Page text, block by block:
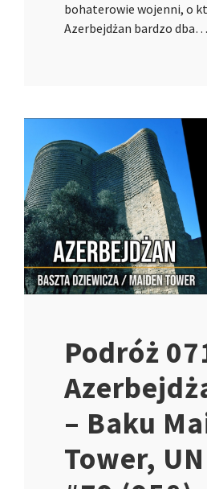
bohaterowie wojenni, o
Azerbejdżan bardzo dba…
Podróż
– Baku
Tower,